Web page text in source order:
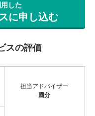
した
に申し込む
スの評価
担当アドバイザー
國分